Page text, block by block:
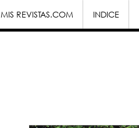
MIS REVISTAS.COM INDICE